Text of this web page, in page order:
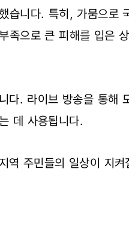
습니다. 특히, 가뭄으로
으로 큰 피해를 입은
다. 라이브 방송을 통해
데 사용됩니다.
역 주민들의 일상이 지켜